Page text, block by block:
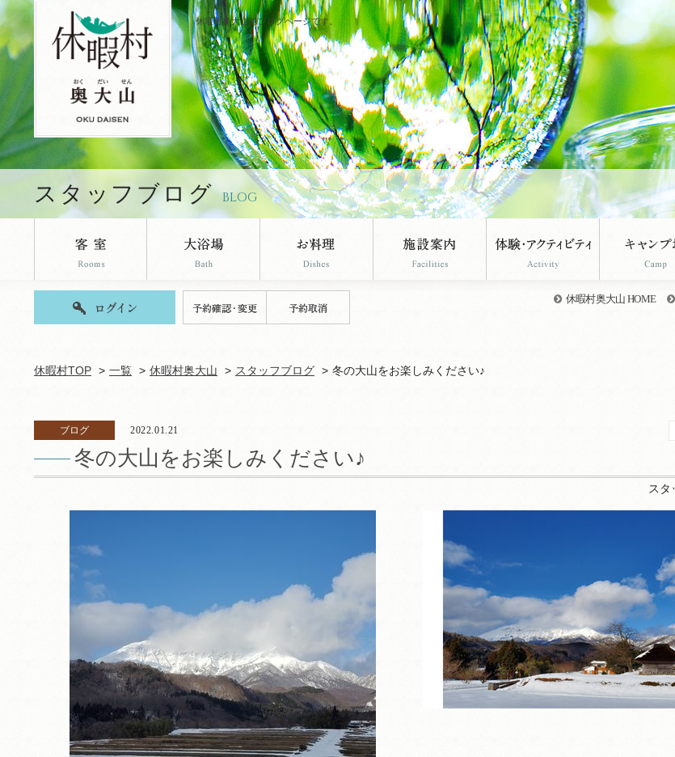
休暇村奥大山のブログページです。
スタッフブログ BLOG
休暇村奥大山 HOME
休暇村TOP 一覧 休暇村奥大山 スタッフブログ 冬の大山をお楽しみください♪
ブログ 2022.01.21
冬の大山をお楽しみください♪
スタ